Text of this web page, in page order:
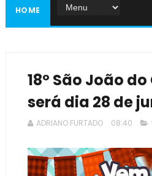
HOME
18º São João
será dia 28 de
ADRIANO FURTADO 08:40